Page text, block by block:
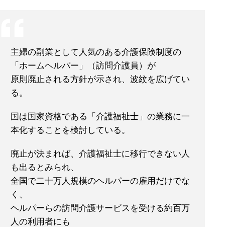
主婦の副業として人気のある介護保険制度の
「ホームヘルパー」（訪問介護員）が
原則廃止される方針が示され、波紋を広げてい
る。
国は国家資格である「介護福祉士」の業務に一
本化することを検討している。
廃止が決まれば、介護福祉士に移行できない人
も出るとみられ、
全国で二十万人規模のヘルパーの雇用だけでな
く、
ヘルパーらの訪問介護サービスを受ける約百万
人の利用者にも